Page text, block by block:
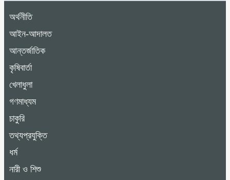
অর্থনীতি
আইন-আদালত
আন্তর্জাতিক
কৃষিবার্তা
খেলাধুলা
গণমাধ্যম
চাকুরি
তথ্যপ্রযুক্তি
ধর্ম
নারী ও শিশু